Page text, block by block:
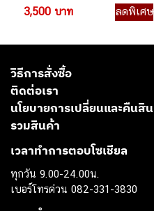
) กลองสแนร์
3,500 บาท ลดพิเศษ
วิธีการสั่งซื้อ
ติดต่อเรา
นโยบายการเปลี่ยนและคืนสิ
รวมสินค้า
เวลาทำการตอบโซเชียล
ทุกวัน 9.00-24.00น.
เบอร์โทรด่วน 082-331-3830